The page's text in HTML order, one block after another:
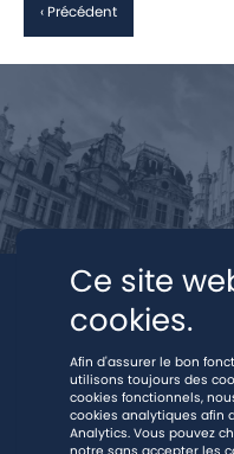
‹ Précédent
Ce site
cookies.
Afin d'assurer le bon
utilisons toujours des
cookies fonctionnels,
cookies analytiques afin
Analytics. Vous pouvez
notre sans accepter les